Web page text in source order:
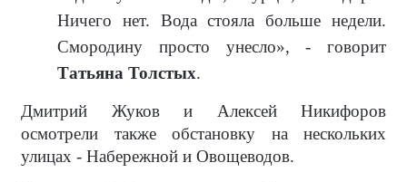
Ничего нет. Вода стояла больше недели.
Смородину просто унесло», - говорит
Татьяна Толстых.
Дмитрий Жуков и Алексей Никифоров
осмотрели также обстановку на нескольких
улицах - Набережной и Овощеводов.